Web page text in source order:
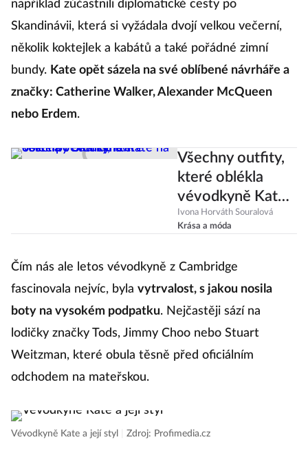
například zúčastnili diplomatické cesty po
Skandinávii, která si vyžádala dvojí velkou večerní,
několik koktejlek a kabátů a také pořádné zimní
bundy. Kate opět sázela na své oblíbené návrháře a
značky: Catherine Walker, Alexander McQueen
nebo Erdem.
Všechny outfity,
které oblékla
vévodkyně Kate
na cestě po
Skandinávii
Ivona Horváth Souralová
Krása a móda
Čím nás ale letos vévodkyně z Cambridge
fascinovala nejvíc, byla vytrvalost, s jakou nosila
boty na vysokém podpatku. Nejčastěji sází na
lodičky značky Tods, Jimmy Choo nebo Stuart
Weitzman, které obula těsně před oficiálním
odchodem na mateřskou.
Vévodkyně Kate a její styl Zdroj: Profimedia.cz